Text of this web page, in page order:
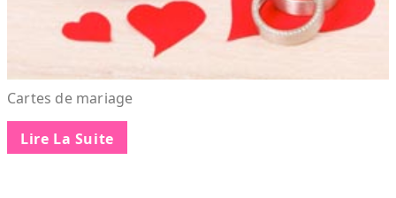
Cartes de mariage
Lire La Suite